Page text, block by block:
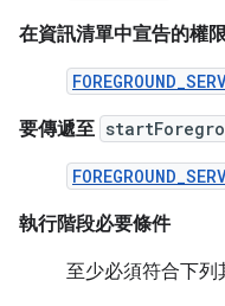
在資訊清單中宣告的權
要傳遞至
執行階段必要條件
至少必須符合下列